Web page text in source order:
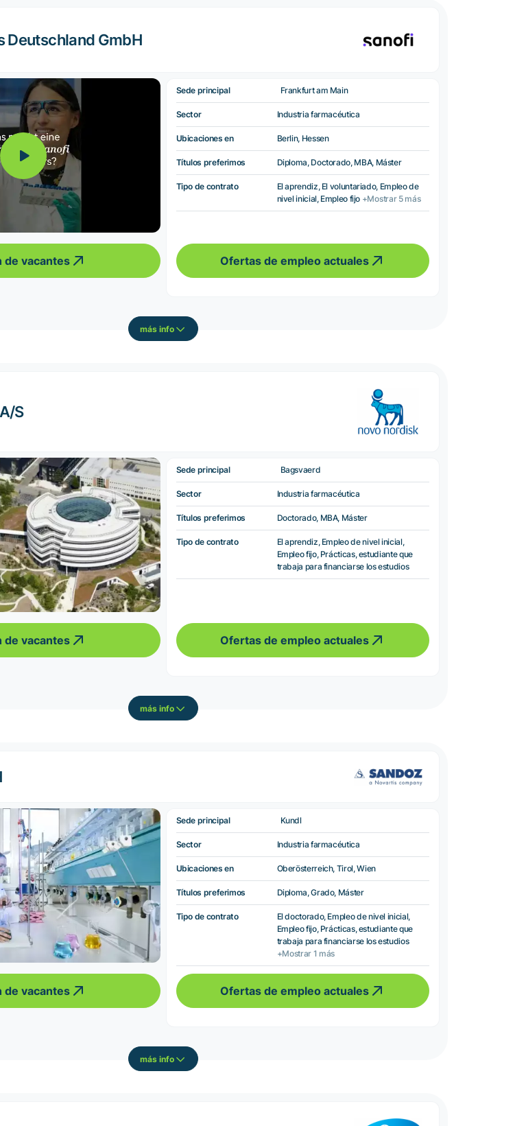
Deutschland GmbH
de vacantes
Sede principal Frankfurt am Main
Sector Industria farmacéutica
Ubicaciones en Berlin, Hessen
Títulos preferimos Diploma, Doctorado, MBA, Máster
Tipo de contrato
El aprendiz, El voluntariado, Empleo de
nivel inicial, Empleo fijo +Mostrar 5 más
Ofertas de empleo actuales
más info
S
de vacantes
Sede principal Bagsvaerd
Sector Industria farmacéutica
Títulos preferimos Doctorado, MBA, Máster
Tipo de contrato
El aprendiz, Empleo de nivel inicial,
Empleo fijo, Prácticas, estudiante que
trabaja para financiarse los estudios
Ofertas de empleo actuales
más info
de vacantes
Sede principal Kundl
Sector Industria farmacéutica
Ubicaciones en Oberösterreich, Tirol, Wien
Títulos preferimos Diploma, Grado, Máster
Tipo de contrato
El doctorado, Empleo de nivel inicial,
Empleo fijo, Prácticas, estudiante que
trabaja para financiarse los estudios
+Mostrar 1 más
Ofertas de empleo actuales
más info